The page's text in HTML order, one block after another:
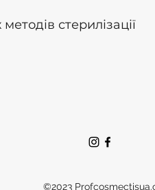
стерилізації
©2023